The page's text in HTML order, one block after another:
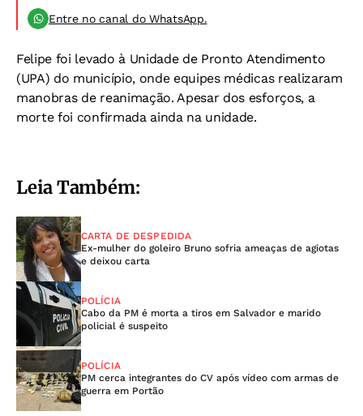
Entre no canal do WhatsApp.
Felipe foi levado à Unidade de Pronto Atendimento
(UPA) do município, onde equipes médicas realizaram
manobras de reanimação. Apesar dos esforços, a
morte foi confirmada ainda na unidade.
Leia Também:
CARTA DE DESPEDIDA
Ex-mulher do goleiro Bruno sofria ameaças de agiotas
e deixou carta
POLÍCIA
Cabo da PM é morta a tiros em Salvador e marido
policial é suspeito
POLÍCIA
PM cerca integrantes do CV após vídeo com armas de
guerra em Portão